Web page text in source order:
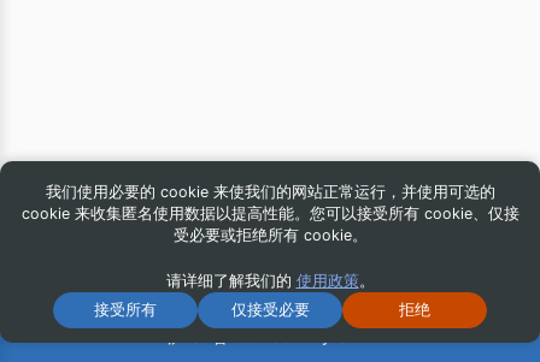
我们使用必要的 cookie 来使我们的网站正常运行，并使用可选的
cookie 来收集匿名使用数据以提高性能。您可以接受所有 cookie、仅接
受必要或拒绝所有 cookie。
请详细了解我们的 使用政策。
接受所有
仅接受必要 拒绝
© 2026 iG Publishing, Inc. All Rights Reserved.